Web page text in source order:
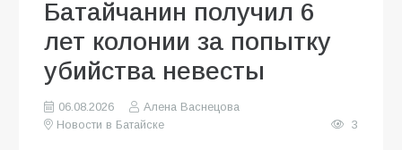
Батайчанин получил 6
лет колонии за попытку
убийства невесты
06.08.2026
Алена Васнецова
Новости в Батайске
3